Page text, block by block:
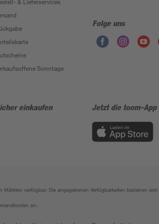
Sonntage
Folge uns
einkaufen Jetzt die toom-
verfügbar. Die angegebenen Verfügbarkeiten beziehen
an.